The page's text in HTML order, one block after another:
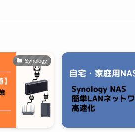
Synology